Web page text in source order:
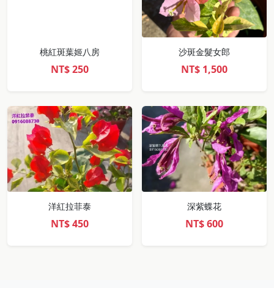
桃紅斑葉姬八房
NT$250
沙斑金髮女郎
NT$ 1,500
洋紅拉菲泰
NT$450
深紫蝶花
NT$600